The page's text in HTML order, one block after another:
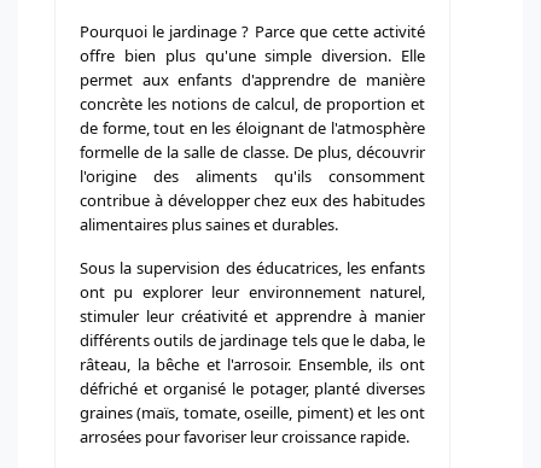
Pourquoi le jardinage ? Parce que cette activité
offre bien plus qu'une simple diversion. Elle
permet aux enfants d'apprendre de manière
concrète les notions de calcul, de proportion et
de forme, tout en les éloignant de l'atmosphère
formelle de la salle de classe. De plus, découvrir
l'origine des aliments qu'ils consomment
contribue à développer chez eux des habitudes
alimentaires plus saines et durables.
Sous la supervision des éducatrices, les enfants
ont pu explorer leur environnement naturel,
stimuler leur créativité et apprendre à manier
différents outils de jardinage tels que le daba, le
râteau, la bêche et l'arrosoir. Ensemble, ils ont
défriché et organisé le potager, planté diverses
graines (maïs, tomate, oseille, piment) et les ont
arrosées pour favoriser leur croissance rapide.